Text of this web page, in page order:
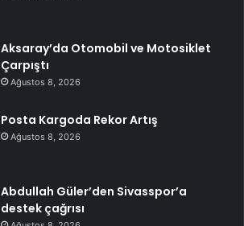
Aksaray’da Otomobil ve Motosiklet
Çarpıştı
Ağustos 8, 2026
Posta Kargoda Rekor Artış
Ağustos 8, 2026
Abdullah Güler’den Sivasspor’a
destek çağrısı